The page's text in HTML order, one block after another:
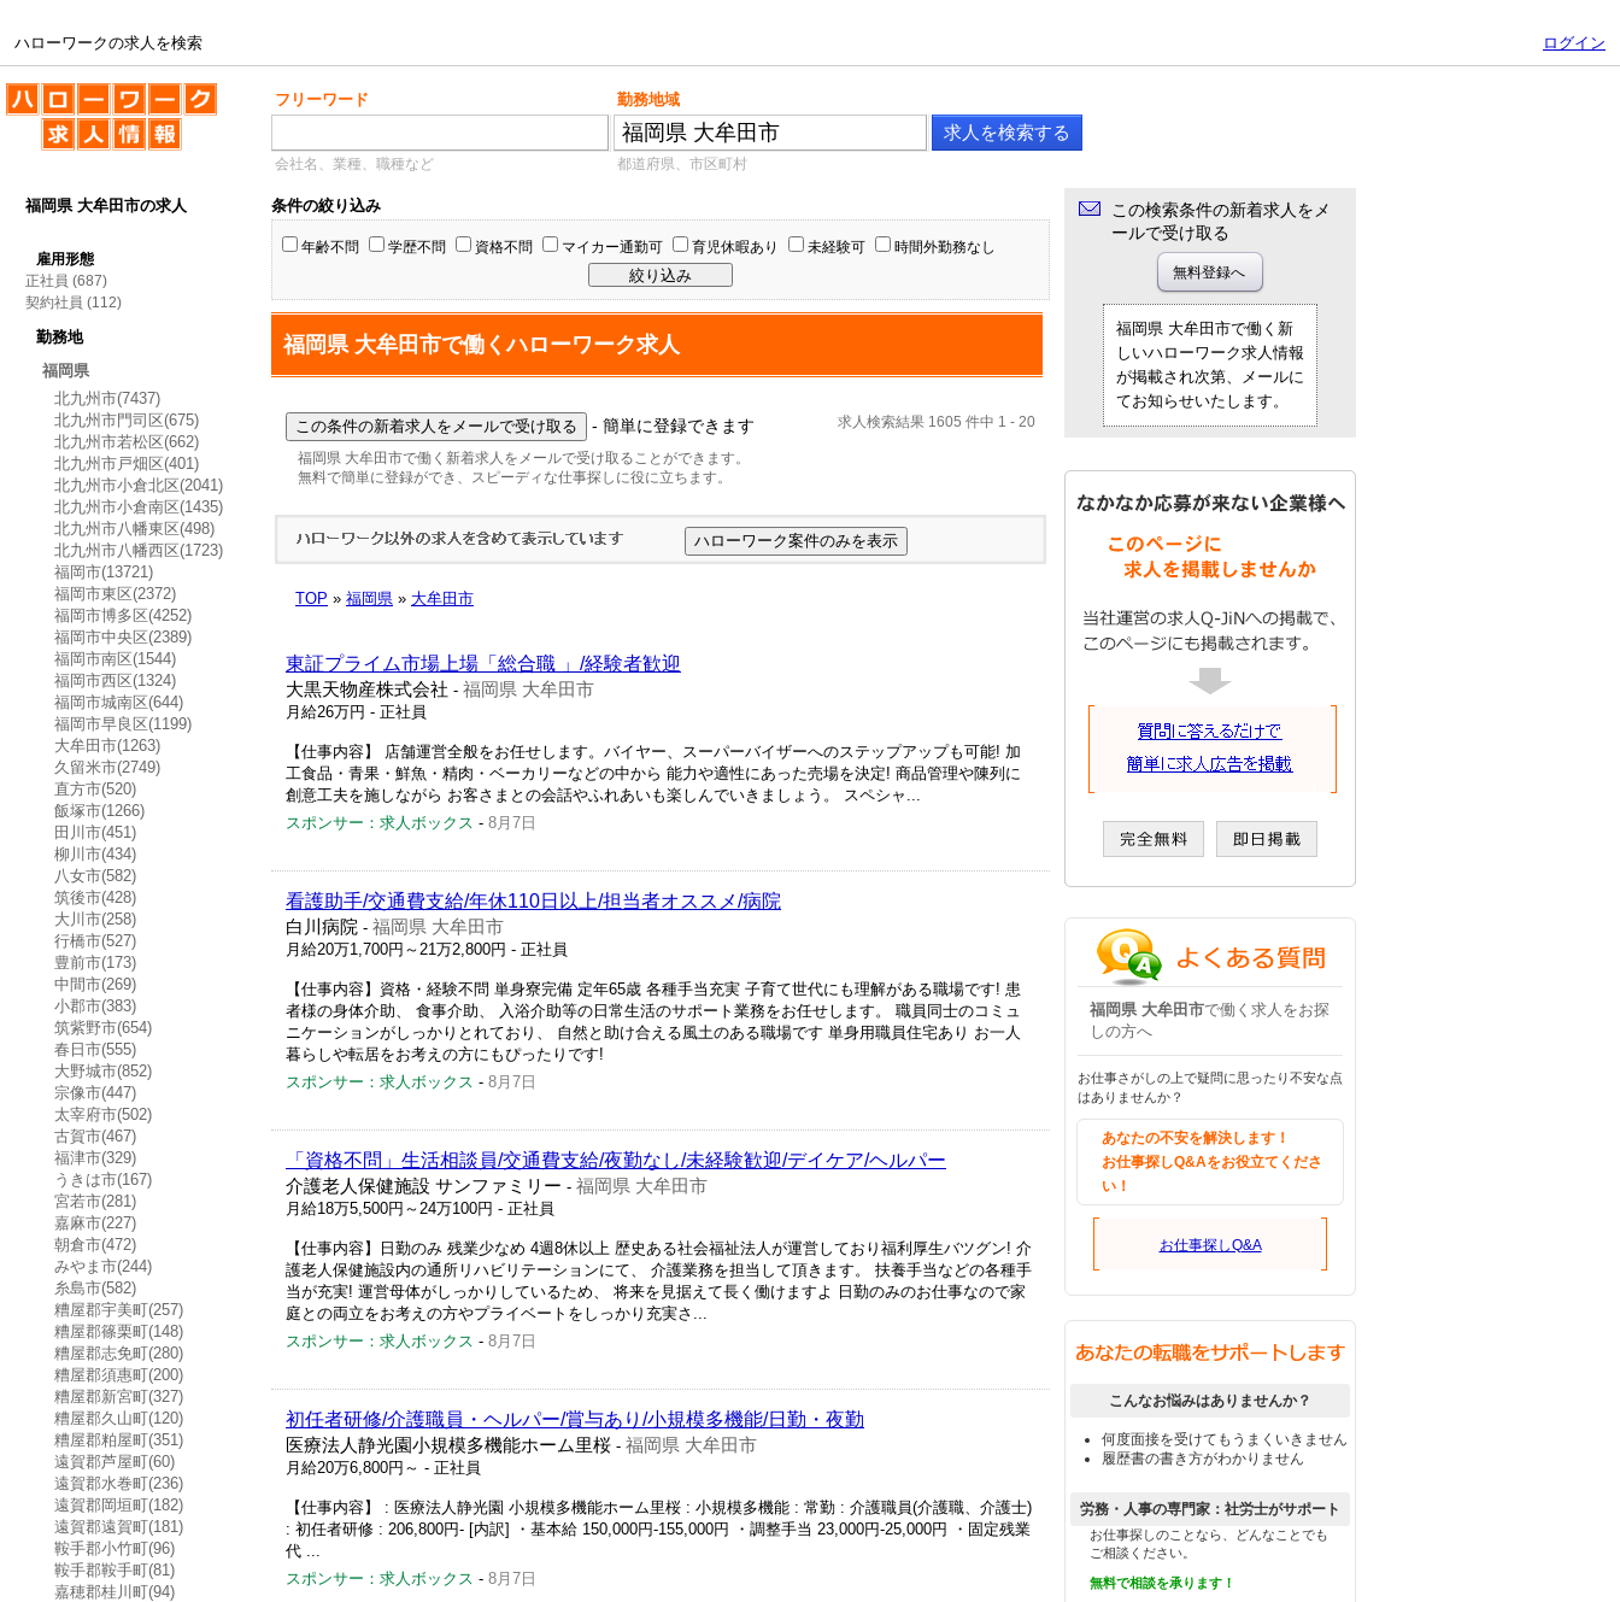
ハローワークの求人を検索 ログイン
ハローワークの求人を検索 フリーワード 勤務地域
会社名、業種、職種など 都道府県、市区町村
福岡県 大牟田市の求人
雇用形態
正社員 (687)
契約社員 (112)
勤務地
福岡県
北九州市(7437)
北九州市門司区(675)
北九州市若松区(662)
北九州市戸畑区(401)
北九州市小倉北区(2041)
北九州市小倉南区(1435)
北九州市八幡東区(498)
北九州市八幡西区(1723)
福岡市(13721)
福岡市東区(2372)
福岡市博多区(4252)
福岡市中央区(2389)
福岡市南区(1544)
福岡市西区(1324)
福岡市城南区(644)
福岡市早良区(1199)
大牟田市(1263)
久留米市(2749)
直方市(520)
飯塚市(1266)
田川市(451)
柳川市(434)
八女市(582)
筑後市(428)
大川市(258)
行橋市(527)
豊前市(173)
中間市(269)
小郡市(383)
筑紫野市(654)
春日市(555)
大野城市(852)
宗像市(447)
太宰府市(502)
古賀市(467)
福津市(329)
うきは市(167)
宮若市(281)
嘉麻市(227)
朝倉市(472)
みやま市(244)
糸島市(582)
糟屋郡宇美町(257)
糟屋郡篠栗町(148)
糟屋郡志免町(280)
糟屋郡須惠町(200)
糟屋郡新宮町(327)
糟屋郡久山町(120)
糟屋郡粕屋町(351)
遠賀郡芦屋町(60)
遠賀郡水巻町(236)
遠賀郡岡垣町(182)
遠賀郡遠賀町(181)
鞍手郡小竹町(96)
鞍手郡鞍手町(81)
嘉穂郡桂川町(94)
条件の絞り込み
年齢不問 学歴不問 資格不問 マイカー通勤可 育児休暇あり 未経験可 時間外勤務なし
福岡県 大牟田市で働くハローワーク求人
求人検索結果 1605 件中 1 - 20
- 簡単に登録できます
福岡県 大牟田市で働く新着求人をメールで受け取ることができます。
無料で簡単に登録ができ、スピーディな仕事探しに役に立ちます。
TOP » 福岡県 » 大牟田市
東証プライム市場上場「総合職 」/経験者歓迎
大黒天物産株式会社 - 福岡県 大牟田市
月給26万円 - 正社員
【仕事内容】 店舗運営全般をお任せします。バイヤー、スーパーバイザーへのステップアップも可能! 加
工食品・青果・鮮魚・精肉・ベーカリーなどの中から 能力や適性にあった売場を決定! 商品管理や陳列に
創意工夫を施しながら お客さまとの会話やふれあいも楽しんでいきましょう。 スペシャ...
スポンサー：求人ボックス - 8月7日
看護助手/交通費支給/年休110日以上/担当者オススメ/病院
白川病院 - 福岡県 大牟田市
月給20万1,700円～21万2,800円 - 正社員
【仕事内容】資格・経験不問 単身寮完備 定年65歳 各種手当充実 子育て世代にも理解がある職場です! 患
者様の身体介助、 食事介助、 入浴介助等の日常生活のサポート業務をお任せします。 職員同士のコミュ
ニケーションがしっかりとれており、 自然と助け合える風土のある職場です 単身用職員住宅あり お一人
暮らしや転居をお考えの方にもぴったりです!
スポンサー：求人ボックス - 8月7日
「資格不問」生活相談員/交通費支給/夜勤なし/未経験歓迎/デイケア/ヘルパー
介護老人保健施設 サンファミリー - 福岡県 大牟田市
月給18万5,500円～24万100円 - 正社員
【仕事内容】日勤のみ 残業少なめ 4週8休以上 歴史ある社会福祉法人が運営しており福利厚生バツグン! 介
護老人保健施設内の通所リハビリテーションにて、 介護業務を担当して頂きます。 扶養手当などの各種手
当が充実! 運営母体がしっかりしているため、 将来を見据えて長く働けますよ 日勤のみのお仕事なので家
庭との両立をお考えの方やプライベートをしっかり充実さ...
スポンサー：求人ボックス - 8月7日
初任者研修/介護職員・ヘルパー/賞与あり/小規模多機能/日勤・夜勤
医療法人静光園小規模多機能ホーム里桜 - 福岡県 大牟田市
月給20万6,800円～ - 正社員
【仕事内容】 : 医療法人静光園 小規模多機能ホーム里桜 : 小規模多機能 : 常勤 : 介護職員(介護職、介護士)
: 初任者研修 : 206,800円- [内訳] ・基本給 150,000円-155,000円 ・調整手当 23,000円-25,000円 ・固定残業
代 ...
スポンサー：求人ボックス - 8月7日
この検索条件の新着求人をメ
ールで受け取る
福岡県 大牟田市で働く新
しいハローワーク求人情報
が掲載され次第、メールに
てお知らせいたします。
福岡県 大牟田市で働く求人をお探
しの方へ
お仕事さがしの上で疑問に思ったり不安な点
はありませんか？
あなたの不安を解決します！
お仕事探しQ&Aをお役立てくださ
い！
お仕事探しQ&A
こんなお悩みはありませんか？
何度面接を受けてもうまくいきません
履歴書の書き方がわかりません
労務・人事の専門家：社労士がサポート
お仕事探しのことなら、どんなことでも
ご相談ください。
無料で相談を承ります！